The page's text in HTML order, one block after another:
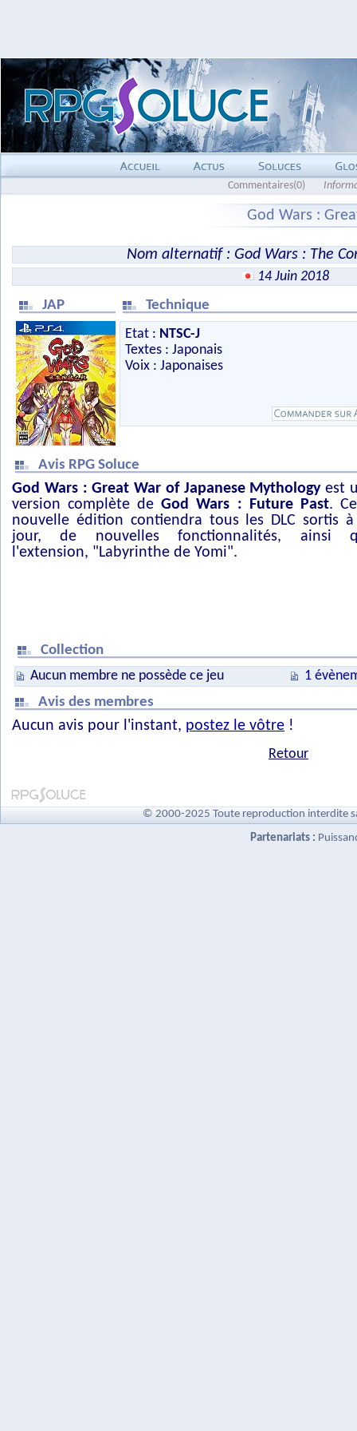
Commentaires(0)
God Wars :
Nom alternatif : God Wars : The
14 Juin 2018
JAP
Technique
Etat : NTSC-J
Textes : Japonais
Voix : Japonaises
Avis RPG Soluce
God Wars : Great War of Japanese Mythologyest
version complète deGod Wars : Future Past.
nouvelle édition contiendra tous les DLC sortis à
jour, de nouvelles fonctionnalités, ainsi
l'extension, "Labyrinthe de Yomi".
Collection
Aucun membre ne possède ce jeu
1
Avis des membres
Aucun avis pour l'instant, postez le vôtre !
Retour
© 2000-2025 Toute reproduction interdite
Partenariats :